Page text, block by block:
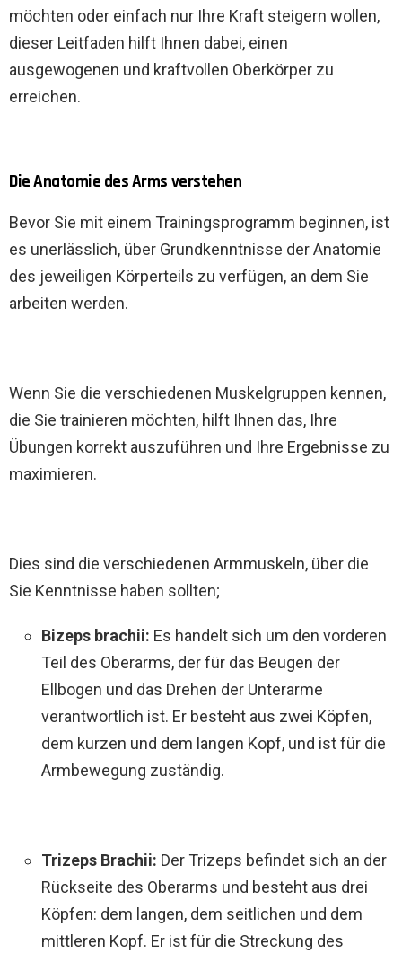
möchten oder einfach nur Ihre Kraft steigern wollen,
dieser Leitfaden hilft Ihnen dabei, einen
ausgewogenen und kraftvollen Oberkörper zu
erreichen.
Die Anatomie des Arms verstehen
Bevor Sie mit einem Trainingsprogramm beginnen, ist
es unerlässlich, über Grundkenntnisse der Anatomie
des jeweiligen Körperteils zu verfügen, an dem Sie
arbeiten werden.
Wenn Sie die verschiedenen Muskelgruppen kennen,
die Sie trainieren möchten, hilft Ihnen das, Ihre
Übungen korrekt auszuführen und Ihre Ergebnisse zu
maximieren.
Dies sind die verschiedenen Armmuskeln, über die
Sie Kenntnisse haben sollten;
Bizeps brachii: Es handelt sich um den vorderen
Teil des Oberarms, der für das Beugen der
Ellbogen und das Drehen der Unterarme
verantwortlich ist. Er besteht aus zwei Köpfen,
dem kurzen und dem langen Kopf, und ist für die
Armbewegung zuständig.
Trizeps Brachii: Der Trizeps befindet sich an der
Rückseite des Oberarms und besteht aus drei
Köpfen: dem langen, dem seitlichen und dem
mittleren Kopf. Er ist für die Streckung des